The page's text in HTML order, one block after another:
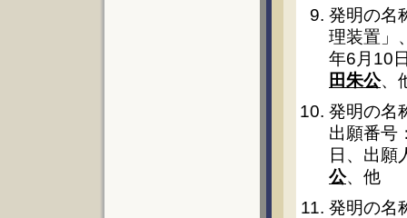
発明の名
理装置」
年6月10
田朱公、
発明の名
出願番号
日、出願
公、他
発明の名